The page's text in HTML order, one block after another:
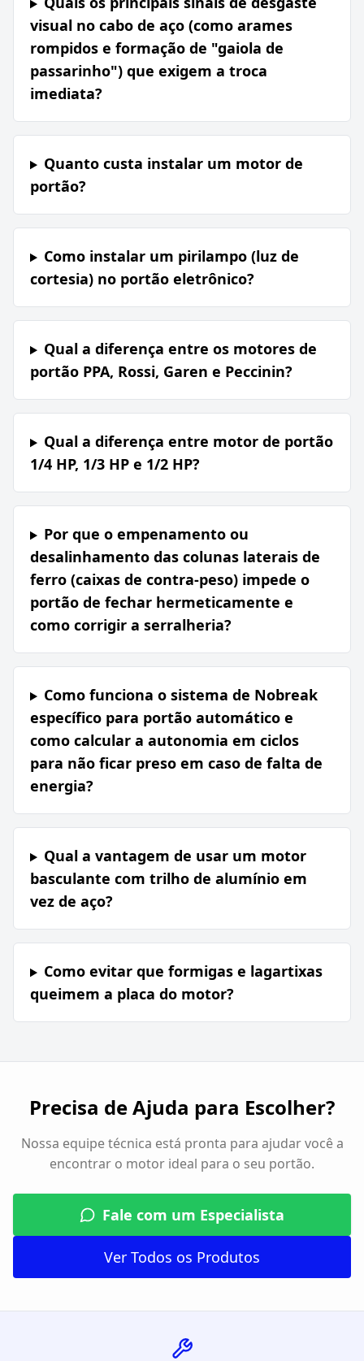
visual no cabo de aço (como arames
rompidos e formação de "gaiola de
passarinho") que exigem a troca
imediata?
Quanto custa instalar um motor de
portão?
Como instalar um pirilampo (luz de
cortesia) no portão eletrônico?
Qual a diferença entre os motores de
portão PPA, Rossi, Garen e Peccinin?
Qual a diferença entre motor de portão
1/4 HP, 1/3 HP e 1/2 HP?
Por que o empenamento ou
desalinhamento das colunas laterais de
ferro (caixas de contra-peso) impede o
portão de fechar hermeticamente e
como corrigir a serralheria?
Como funciona o sistema de Nobreak
específico para portão automático e
como calcular a autonomia em ciclos
para não ficar preso em caso de falta de
energia?
Qual a vantagem de usar um motor
basculante com trilho de alumínio em
vez de aço?
Como evitar que formigas e lagartixas
queimem a placa do motor?
Precisa de Ajuda para Escolher?
Nossa equipe técnica está pronta para ajudar você a
encontrar o motor ideal para o seu portão.
Fale com um Especialista
Ver Todos os Produtos